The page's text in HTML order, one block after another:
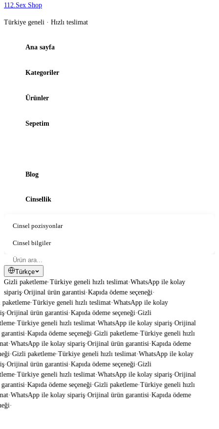
112.Sex Shop
Türkiye geneli · Hızlı teslimat
Ana sayfa
Kategoriler
Ürünler
Sepetim
Blog
Cinsellik
Cinsel pozisyonlar
Cinsel bilgiler
Türkçe
Gizli paketleme·Türkiye geneli hızlı teslimat·WhatsApp ile kolay
sipariş·Orijinal ürün garantisi·Kapıda ödeme seçeneği·
·Türkiye geneli hızlı teslimat·WhatsApp ile kolay
·Orijinal ürün garantisi·Kapıda ödeme seçeneği·Gizli
·Türkiye geneli hızlı teslimat·WhatsApp ile kolay sipariş·Orijinal
·Kapıda ödeme seçeneği·Gizli paketleme·Türkiye geneli hızlı
·WhatsApp ile kolay sipariş·Orijinal ürün garantisi·Kapıda ödeme
·Gizli paketleme·Türkiye geneli hızlı teslimat·WhatsApp ile kolay
·Orijinal ürün garantisi·Kapıda ödeme seçeneği·Gizli
·Türkiye geneli hızlı teslimat·WhatsApp ile kolay sipariş·Orijinal
·Kapıda ödeme seçeneği·Gizli paketleme·Türkiye geneli hızlı
·WhatsApp ile kolay sipariş·Orijinal ürün garantisi·Kapıda ödeme
·